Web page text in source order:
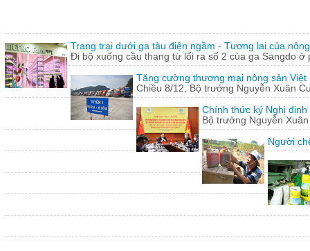
Trang trại dưới ga tàu điện ngầm - Tương lai của
Đi bộ xuống cầu thang từ lối ra số 2 của ga Sangdo ở
Tăng cường thương mại nông sản Việt
Chiều 8/12, Bộ trưởng Nguyễn Xuân
Chính thức ký Nghị
Bộ trưởng Nguyễn
Người